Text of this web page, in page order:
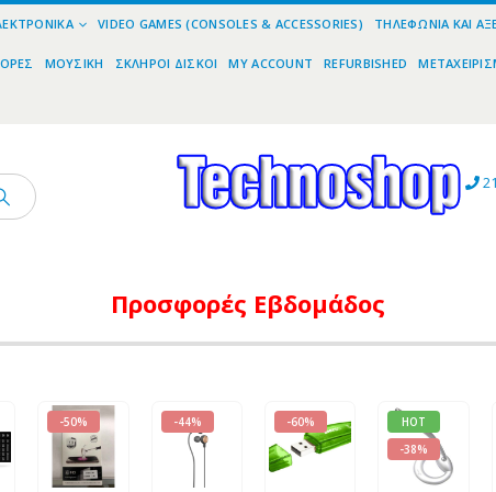
VIDEO GAMES (CONSOLES & ACCESSORIES) ΤΗΛΕΦΩΝΊΑ ΚΑΙ
ΜΟΥΣΙΚΉ ΣΚΛΗΡΟΊ ΔΊΣΚΟΙ MY ACCOUNT REFURBISHED
Προσφορές Εβδομάδος
-50% -44% -60%
HOT
-38%